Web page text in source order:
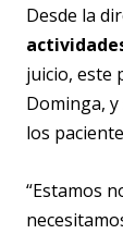
Desde la
juicio, este
Dominga,
los
“Estamos